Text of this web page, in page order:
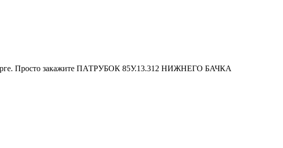
Просто закажите ПАТРУБОК 85У.13.312 НИЖНЕГО БАЧКА